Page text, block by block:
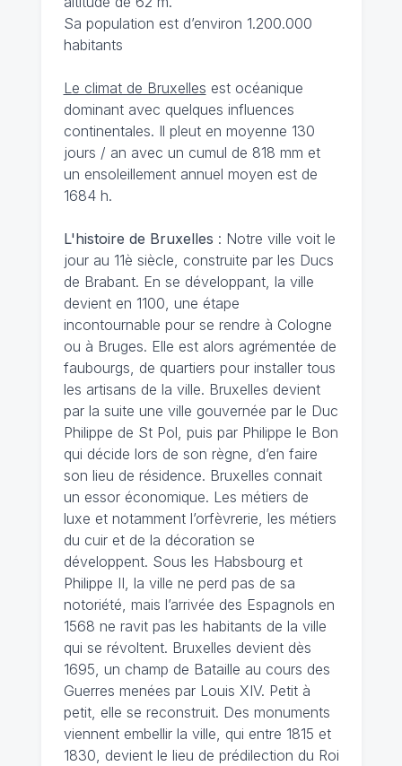
Sa population est d’environ 1.200.000
habitants
Le climat de Bruxelles est océanique
dominant avec quelques influences
continentales. Il pleut en moyenne 130
jours / an avec un cumul de 818 mm et
un ensoleillement annuel moyen est de
1684 h.
L'histoire de Bruxelles : Notre ville voit le
jour au 11è siècle, construite par les Ducs
de Brabant. En se développant, la ville
devient en 1100, une étape
incontournable pour se rendre à Cologne
ou à Bruges. Elle est alors agrémentée de
faubourgs, de quartiers pour installer tous
les artisans de la ville. Bruxelles devient
par la suite une ville gouvernée par le Duc
Philippe de St Pol, puis par Philippe le Bon
qui décide lors de son règne, d’en faire
son lieu de résidence. Bruxelles connait
un essor économique. Les métiers de
luxe et notamment l’orfèvrerie, les métiers
du cuir et de la décoration se
développent. Sous les Habsbourg et
Philippe II, la ville ne perd pas de sa
notoriété, mais l’arrivée des Espagnols en
1568 ne ravit pas les habitants de la ville
qui se révoltent. Bruxelles devient dès
1695, un champ de Bataille au cours des
Guerres menées par Louis XIV. Petit à
petit, elle se reconstruit. Des monuments
viennent embellir la ville, qui entre 1815 et
1830, devient le lieu de prédilection du Roi